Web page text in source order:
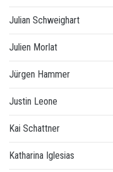
Julian Schweighart
Julien Morlat
Jürgen Hammer
Justin Leone
Kai Schattner
Katharina Iglesias